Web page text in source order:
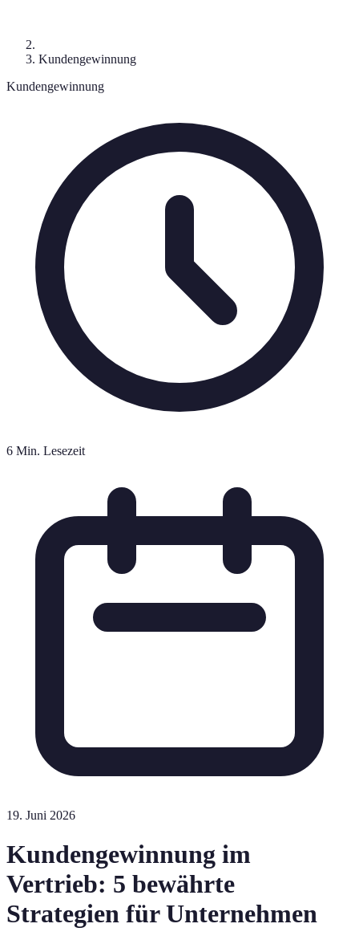
Kundengewinnung
Kundengewinnung
6 Min. Lesezeit
19. Juni 2026
Kundengewinnung im
Vertrieb: 5 bewährte
Strategien für Unternehmen